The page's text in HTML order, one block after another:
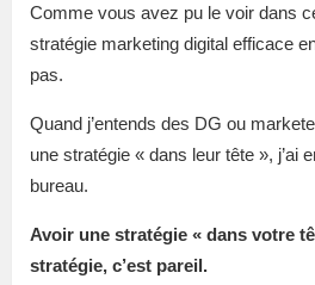
Comme vous avez pu le voir dans
stratégie marketing digital efficace
pas.
Quand j’entends des DG ou
une stratégie « dans leur tête », j’ai
bureau.
Avoir une stratégie « dans votre
stratégie, c’est pareil.